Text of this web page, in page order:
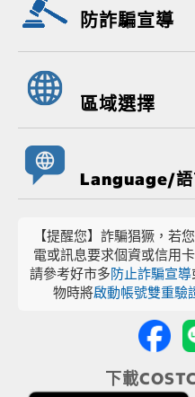
防詐騙宣導
區域選擇
Language/語
【提醒您】詐騙猖獗，若
電或訊息要求個資或信用
請參考好市多防止詐騙宣導
物時將啟動帳號雙重驗
下載